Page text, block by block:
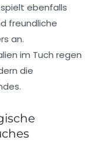
ebenfalls
freundliche
an.
im Tuch regen
die